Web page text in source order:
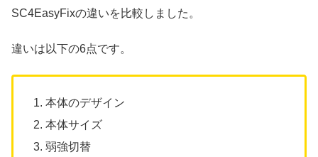
SC4EasyFixの違いを比較しました。
違いは以下の6点です。
本体のデザイン
本体サイズ
弱強切替